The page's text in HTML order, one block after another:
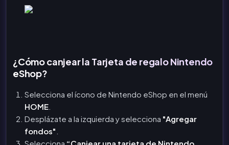
¿Cómo canjear la Tarjeta de regalo Nintendo
eShop?
Selecciona el ícono de Nintendo eShop en el menú
HOME.
Desplázate a la izquierda y selecciona "Agregar
fondos"